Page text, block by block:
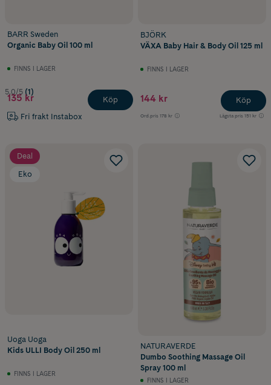
BARR Sweden
Organic Baby Oil 100 ml
FINNS I LAGER
5.0/5 (1)
135 kr
Fri frakt Instabox
Köp
BJÖRK
VÄXA Baby Hair & Body Oil 125 ml
FINNS I LAGER
144 kr
Ord.pris 178 kr Lägsta pris 151 kr
Köp
Deal
Eko
Uoga Uoga
Kids ULLI Body Oil 250 ml
FINNS I LAGER
NATURAVERDE
Dumbo Soothing Massage Oil
Spray 100 ml
FINNS I LAGER